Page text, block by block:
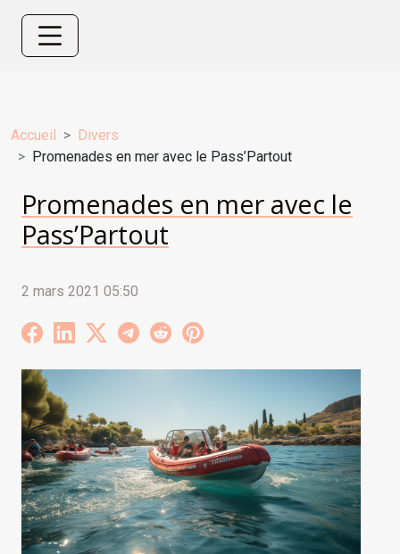
Accueil
Divers
Promenades en mer avec le Pass’Partout
Promenades en mer avec le
Pass’Partout
2 mars 2021 05:50